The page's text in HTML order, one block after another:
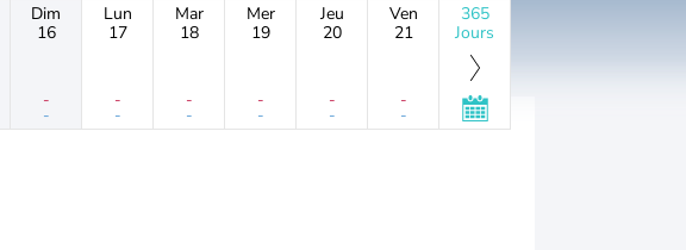
Dim
16
-
-
Lun
17
-
-
Mar
18
-
-
Mer
19
-
-
Jeu
20
-
-
Ven
21
-
-
365
Jours